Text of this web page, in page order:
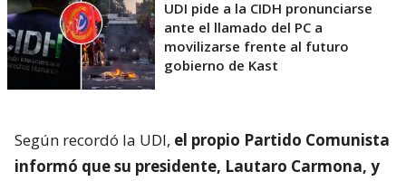
UDI pide a la CIDH pronunciarse
ante el llamado del PC a
movilizarse frente al futuro
gobierno de Kast
Según recordó la UDI, el propio Partido Comunista
informó que su presidente, Lautaro Carmona, y